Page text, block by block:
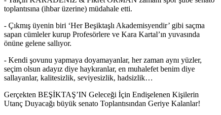
toplantısına (ihbar üzerine) müdahale etti.
- Çıkmış üyenin biri ‘Her Beşiktaşlı Akademisyendir’ gibi saçma
sapan cümleler kurup Profesörlere ve Kara Kartal’ın yuvasında
önüne gelene sallıyor.
- Kendi şovunu yapmaya doyamayanlar, her zaman aynı yüzler,
seçim olsun adayız diye haykıranlar, en muhalefet benim diye
sallayanlar, kalitesizlik, seviyesizlik, hadsizlik…
Gerçekten BEŞİKTAŞ’IN Geleceği İçin Endişelenen Kişilerin
Utanç Duyacağı büyük senato Toplantısından Geriye Kalanlar!